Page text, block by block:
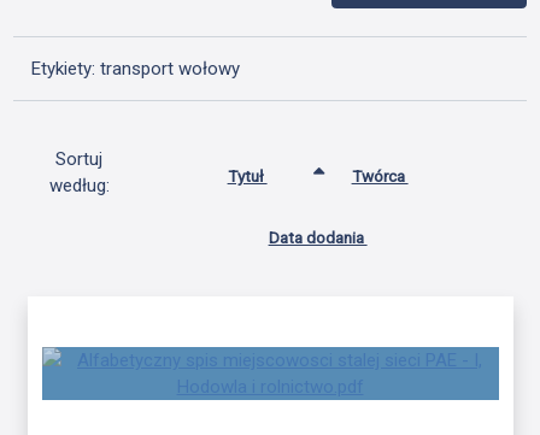
Etykiety: transport wołowy
Sortuj
według:
Tytuł Twórca
Data dodania